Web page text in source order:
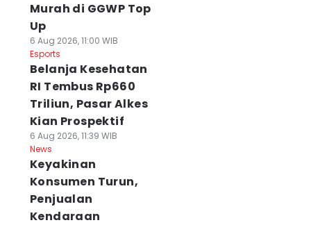
Murah di GGWP Top
Up
6 Aug 2026, 11:00 WIB
Esports
Belanja Kesehatan
RI Tembus Rp660
Triliun, Pasar Alkes
Kian Prospektif
6 Aug 2026, 11:39 WIB
News
Keyakinan
Konsumen Turun,
Penjualan
Kendaraan